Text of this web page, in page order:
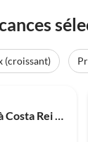
(croissant)
Parc de vacances Villa à Costa Rei près de la plage